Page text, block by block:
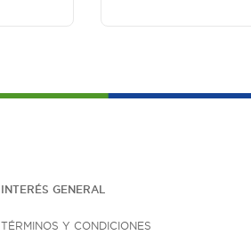
INTERÉS GENERAL
TÉRMINOS Y CONDICIONES